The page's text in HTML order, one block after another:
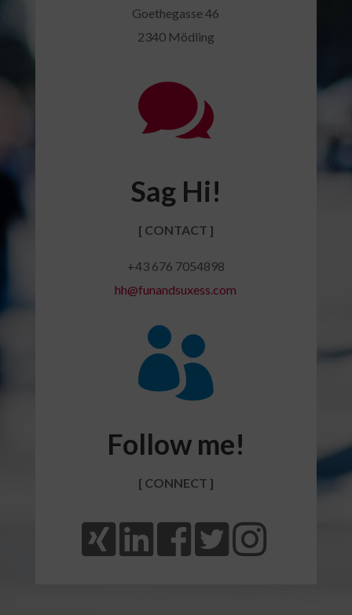
Goethegasse 46
2340 Mödling

Sag Hi!
[ CONTACT ]
+43 676 7054898
hh@funandsuxess.com

Follow me!
[ CONNECT ]
    